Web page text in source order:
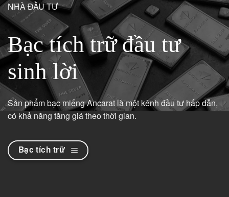
NHÀ ĐẦU TƯ
Bạc tích trữ đầu tư
sinh lời
Sản phẩm bạc miếng Ancarat là một kênh đầu tư hấp dẫn,
có khả năng tăng giá theo thời gian.
Bạc tích trữ